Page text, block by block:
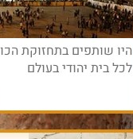
היו שותפים בתחזוקת
לכל בית יהודי בעולם